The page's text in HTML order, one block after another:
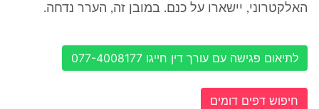
האלקטרוני, יישארו על כנם. במובן זה, הערר נדחה.
לתיאום פגישה עם עורך דין חייגו 077-4008177
חיפוש דפים דומים